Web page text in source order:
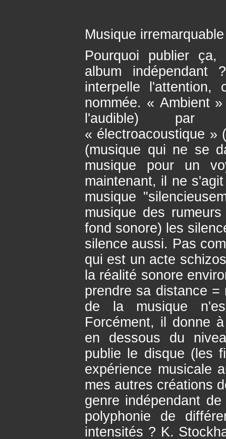
Musique
Pourquoi publier
album
interpelle l'attention,
nommée. « Ambient
l'audible) par
« électroacoustique »
(musique qui ne se
musique pour un
maintenant, il ne
musique
musique des
fond sonore) les
silence aussi. Pas
qui est un acte
la réalité sonore
prendre sa distance
de la musique
Forcément, il donne
en dessous du
publie le disque (les
expérience musicale
mes autres créations
genre indépendant
polyphonie de
intensités ? K.